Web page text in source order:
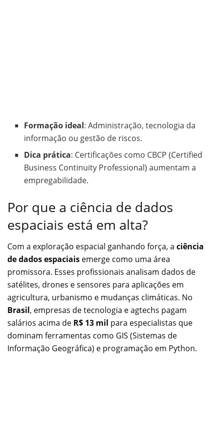
Formação ideal: Administração, tecnologia da
informação ou gestão de riscos.
Dica prática: Certificações como CBCP (Certified
Business Continuity Professional) aumentam a
empregabilidade.
Por que a ciência de dados
espaciais está em alta?
Com a exploração espacial ganhando força, a ciência
de dados espaciais emerge como uma área
promissora. Esses profissionais analisam dados de
satélites, drones e sensores para aplicações em
agricultura, urbanismo e mudanças climáticas. No
Brasil, empresas de tecnologia e agtechs pagam
salários acima de R$ 13 mil para especialistas que
dominam ferramentas como GIS (Sistemas de
Informação Geográfica) e programação em Python.